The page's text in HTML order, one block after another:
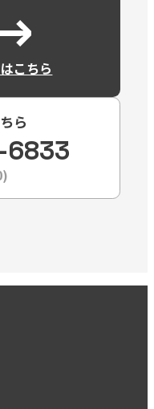
こちら
ら